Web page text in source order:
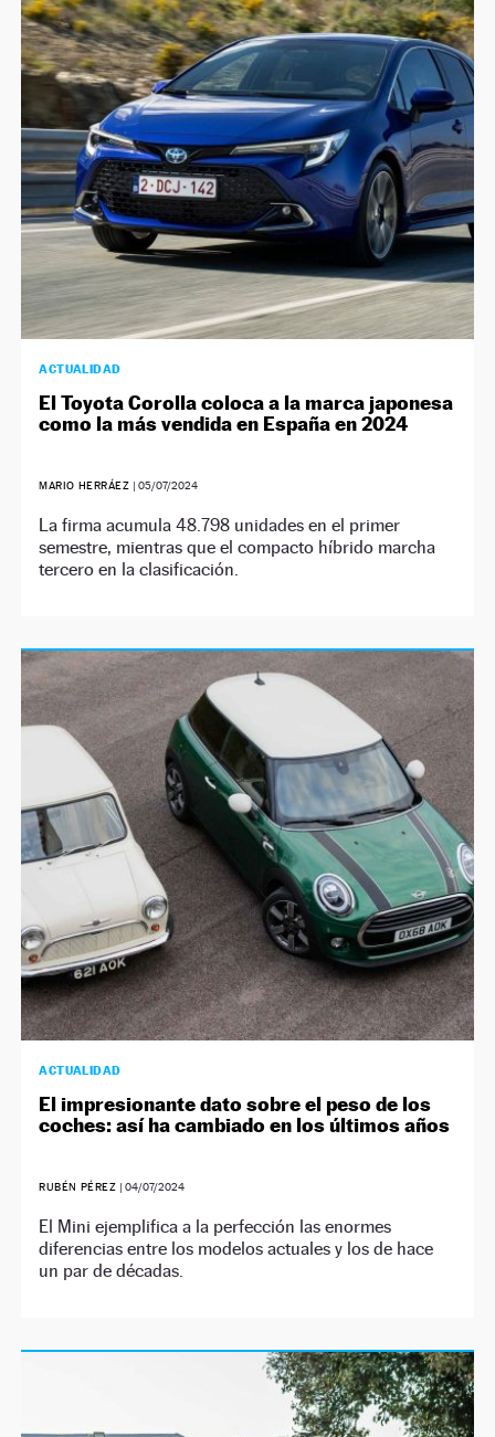
ACTUALIDAD
El Toyota Corolla coloca a la marca japonesa
como la más vendida en España en 2024
MARIO HERRÁEZ |05/07/2024
La firma acumula 48.798 unidades en el primer
semestre, mientras que el compacto híbrido marcha
tercero en la clasificación.
ACTUALIDAD
El impresionante dato sobre el peso de los
coches: así ha cambiado en los últimos años
RUBÉN PÉREZ |04/07/2024
El Mini ejemplifica a la perfección las enormes
diferencias entre los modelos actuales y los de hace
un par de décadas.